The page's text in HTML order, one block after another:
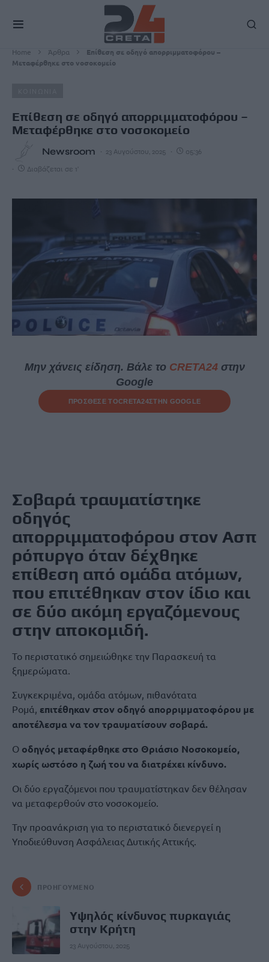
Home Άρθρα
Επίθεση σε οδηγό απορριμματοφόρου –
Μεταφέρθηκε στο νοσοκομείο
Επίθεση σε οδηγό απορριμματοφόρου –
Μεταφέρθηκε στο νοσοκομείο
Newsroom 23 Αυγούστου, 2025 05:36
Διαβάζεται σε 1'
Μην χάνεις είδηση. Βάλε το CRETA24στην
Google
ΠΡΟΣΘΕΣΕ ΤΟCRETA24ΣΤΗΝ GOOGLE
Σοβαρά τραυματίστηκε
οδηγός
απορριμματοφόρου στον Ασπ
ρόπυργο όταν δέχθηκε
επίθεση από ομάδα ατόμων,
που επιτέθηκαν στον ίδιο και
σε δύο ακόμη εργαζόμενους
στην αποκομιδή.
Το περιστατικό σημειώθηκε την Παρασκευή τα
ξημερώματα.
Συγκεκριμένα, ομάδα ατόμων, πιθανότατα
Ρομά, επιτέθηκαν στον οδηγό απορριμματοφόρου με
αποτέλεσμα να τον τραυματίσουν σοβαρά.
Ο οδηγός μεταφέρθηκε στο Θριάσιο Νοσοκομείο,
χωρίς ωστόσο η ζωή του να διατρέχει κίνδυνο.
Οι δύο εργαζόμενοι που τραυματίστηκαν δεν θέλησαν
να μεταφερθούν στο νοσοκομείο.
Την προανάκριση για το περιστατικό διενεργεί η
Υποδιεύθυνση Ασφάλειας Δυτικής Αττικής.
ΠΡΟΗΓΟΎΜΕΝΟ
Yψηλός κίνδυνος πυρκαγιάς
στην Κρήτη
23 Αυγούστου, 2025